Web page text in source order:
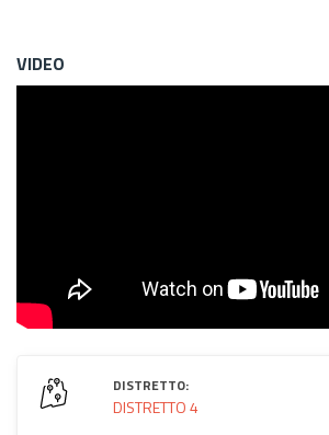
VIDEO
DISTRETTO:
DISTRETTO 4